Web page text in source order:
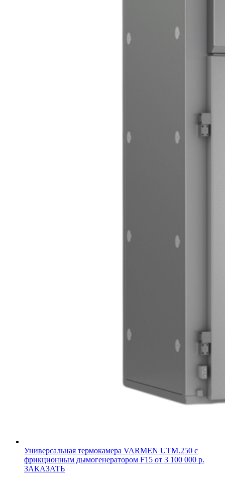
Универсальная термокамера VARMEN UTM.250 с
фрикционным дымогенератором F15 от 3 100 000 р.
ЗАКАЗАТЬ